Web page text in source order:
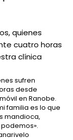
sufren
desde
en Ranobe.
familia es lo que
mandioca,